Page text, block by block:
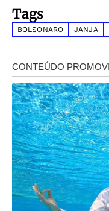
Tags
BOLSONARO JANJA